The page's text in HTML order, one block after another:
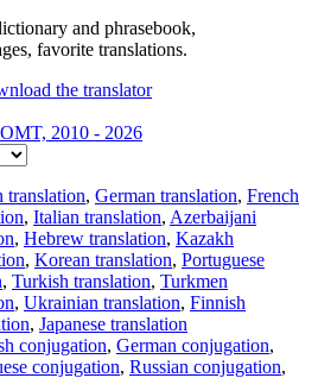
and phrasebook,
favorite translations.
2010 - 2026
translation, German translation, French
, Italian translation, Azerbaijani
, Hebrew translation, Kazakh
, Korean translation, Portuguese
, Turkish translation, Turkmen
, Ukrainian translation, Finnish
, Japanese translation
conjugation, German conjugation,
conjugation, Russian conjugation,